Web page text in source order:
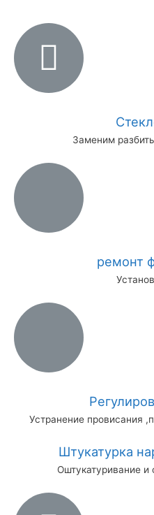
Заменим
ремонт
Устранение провисания
Штукатурка
Оштукатуривание и